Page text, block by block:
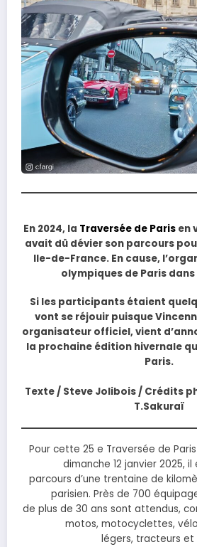
En 2024, la Traversée de Paris en
avait dû dévier son parcours
Ile-de-France. En cause,
olympiques de Paris
Si les participants étaient
vont se réjouir puisque
organisateur officiel, vient
la prochaine édition hivernale
Paris.
Texte / Steve Jolibois / Crédits
T.Sakuraï
Pour cette 25 e Traversée de
dimanche 12 janvier 2025,
parcours d’une trentaine de
parisien. Près de 700
de plus de 30 ans sont attendus,
motos, motocyclettes,
légers, tracteurs et